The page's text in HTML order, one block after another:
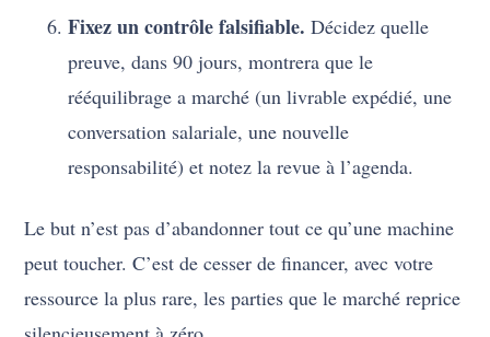
Fixez un contrôle falsifiable. Décidez quelle
preuve, dans 90 jours, montrera que le
rééquilibrage a marché (un livrable expédié, une
conversation salariale, une nouvelle
responsabilité) et notez la revue à l’agenda.
Le but n’est pas d’abandonner tout ce qu’une machine
peut toucher. C’est de cesser de financer, avec votre
ressource la plus rare, les parties que le marché reprice